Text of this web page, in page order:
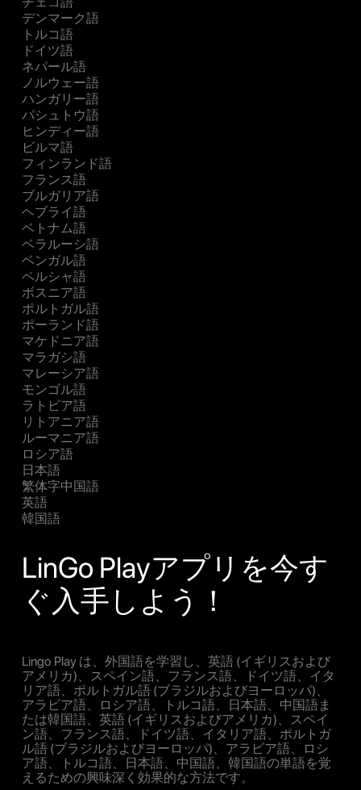
デンマーク語
トルコ語
ドイツ語
ネパール語
ノルウェー語
ハンガリー語
パシュトウ語
ヒンディー語
ビルマ語
フィンランド語
フランス語
ブルガリア語
ヘブライ語
ベトナム語
ベラルーシ語
ベンガル語
ペルシャ語
ボスニア語
ポルトガル語
ポーランド語
マケドニア語
マラガシ語
マレーシア語
モンゴル語
ラトビア語
リトアニア語
ルーマニア語
ロシア語
日本語
繁体字中国語
英語
韓国語
LinGo Playアプリを今す
ぐ入手しよう！
Lingo Play は、外国語を学習し、英語 (イギリスおよび
アメリカ)、スペイン語、フランス語、ドイツ語、イタ
リア語、ポルトガル語 (ブラジルおよびヨーロッパ)、
アラビア語、ロシア語、トルコ語、日本語、中国語ま
たは韓国語、英語 (イギリスおよびアメリカ)、スペイ
ン語、フランス語、ドイツ語、イタリア語、ポルトガ
ル語 (ブラジルおよびヨーロッパ)、アラビア語、ロシ
ア語、トルコ語、日本語、中国語、韓国語の単語を覚
えるための興味深く効果的な方法です。